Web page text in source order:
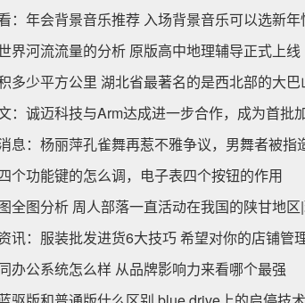
：年会背景音乐推荐 入场背景音乐可以选新
界河流流量的分析 原版高中地理辅导正式上线
多少平方公里 湖北省最著名的是西北部的大
：诚迈科技与Arm达成进一步合作，成为首批
息：杨丽萍孔雀舞再惹不雅争议，男舞者被指
个功能键的怎么调，电子表四个按钮的作用
全图分析 周人部落一直活动在我国的陕甘地
讯：服装批发进货6大技巧 希望对你的店铺管
办公系统怎么样 从品牌影响力来看哪个最强